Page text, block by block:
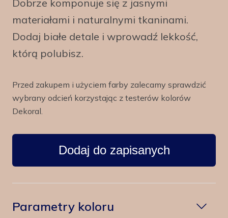
Dobrze komponuje się z jasnymi
materiałami i naturalnymi tkaninami.
Dodaj białe detale i wprowadź lekkość,
którą polubisz.
Przed zakupem i użyciem farby zalecamy sprawdzić
wybrany odcień korzystając z testerów kolorów
Dekoral.
Dodaj do zapisanych
Parametry koloru